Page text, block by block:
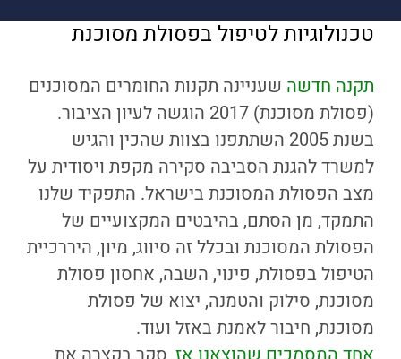
טכנולוגיות לטיפול בפסולת מסוכנת
תקנה חדשה שעניינה תקנות החומרים המסוכנים
(פסולת מסוכנת) 2017 הוגשה לעיון הציבור.
בשנת 2005 השתתפנו בצוות שהכין והגיש
למשרד להגנת הסביבה סקירה מקפת ויסודית על
מצב הפסולת המסוכנת בישראל. התפקיד שלנו
התמקד, מן הסתם, בהיבטים המקצועיים של
הפסולת המסוכנת ובכלל זה סיווג, מיון, היררכיית
הטיפול בפסולת, פינוי, השבה, אחסון פסולת
מסוכנת, סילוק והטמנה, יצוא של פסולת
מסוכנת, חיבור לאמנת באזל ועוד.